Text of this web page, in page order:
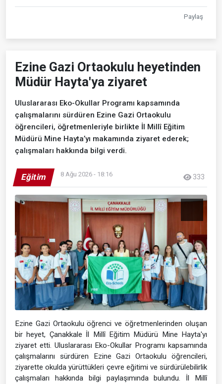
Paylaş
Ezine Gazi Ortaokulu heyetinden
Müdür Hayta'ya ziyaret
Uluslararası Eko-Okullar Programı kapsamında
çalışmalarını sürdüren Ezine Gazi Ortaokulu
öğrencileri, öğretmenleriyle birlikte İl Millî Eğitim
Müdürü Mine Hayta’yı makamında ziyaret ederek;
çalışmaları hakkında bilgi verdi.
Eğitim 8 Ağu 2026 - 18:16 333
Ezine Gazi Ortaokulu öğrenci ve öğretmenlerinden oluşan
bir heyet, Çanakkale İl Millî Eğitim Müdürü Mine Hayta'yı
ziyaret etti. Uluslararası Eko-Okullar Programı kapsamında
çalışmalarını sürdüren Ezine Gazi Ortaokulu öğrencileri,
ziyarette okulda yürüttükleri çevre eğitimi ve sürdürülebilirlik
çalışmaları hakkında bilgi paylaşımında bulundu. İl Millî